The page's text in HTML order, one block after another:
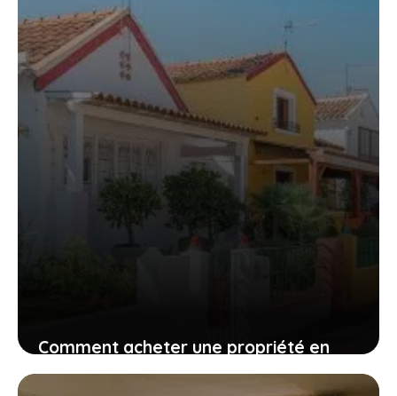
Comment acheter une propriété en
Espagne dans un quartier résidentiel ?